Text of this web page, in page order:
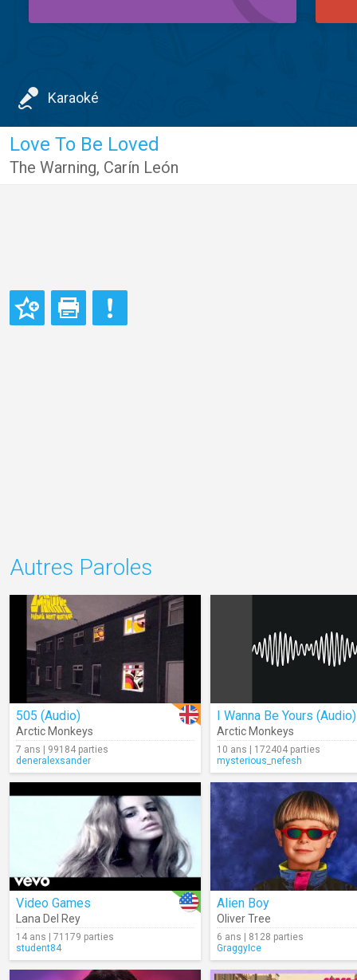
Karaoké
Love To Be Loved
The Warning, Carín León
Autres Paroles
505 (Audio)
Arctic Monkeys
7 ans | 99184 parties
deneralexsander
I Wanna Be Yours (Audio)
Arctic Monkeys
10 ans | 172404 parties
mysterious_nefesh
Video Games
Lana Del Rey
14 ans | 71179 parties
student84
Alien Boy
Oliver Tree
6 ans | 8128 parties
GraggyIce